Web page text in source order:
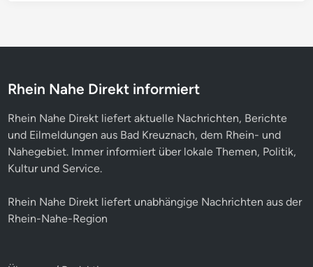
Rhein Nahe Direkt informiert
Rhein Nahe Direkt liefert aktuelle Nachrichten, Berichte
und Eilmeldungen aus Bad Kreuznach, dem Rhein- und
Nahegebiet. Immer informiert über lokale Themen, Politik,
Kultur und Service.
Rhein Nahe Direkt liefert unabhängige Nachrichten aus der
Rhein-Nahe-Region